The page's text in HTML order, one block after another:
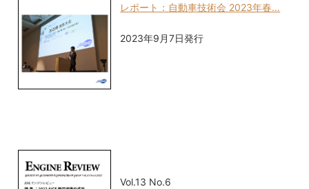
レポート：自動車技術会 2023年春…
2023年9月7日発行
Vol.13 No.6